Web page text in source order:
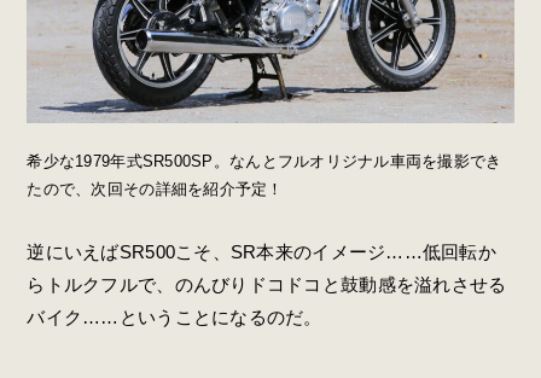
希少な1979年式SR500SP。なんとフルオリジナル車両を撮影でき
たので、次回その詳細を紹介予定！
逆にいえばSR500こそ、SR本来のイメージ……低回転か
らトルクフルで、のんびりドコドコと鼓動感を溢れさせる
バイク……ということになるのだ。